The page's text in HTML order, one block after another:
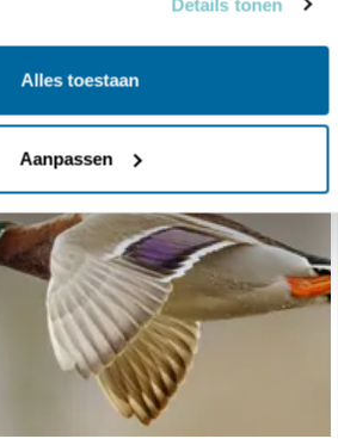
Details tonen
Alles toestaan
Aanpassen